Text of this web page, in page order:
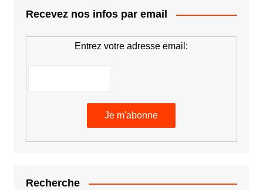
Recevez nos infos par email
Entrez votre adresse email:
Recherche